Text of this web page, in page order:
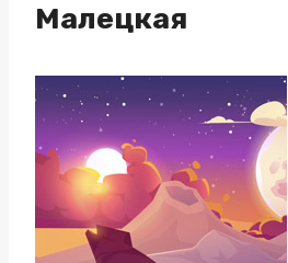
Малецкая